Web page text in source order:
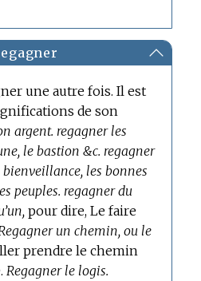
une autre fois. Il est
de son
argent. regagner les
le bastion &c. regagner
bienveillance, les bonnes
peuples. regagner du
pour dire, Le faire
un chemin, ou le
prendre le chemin
Regagner le logis.